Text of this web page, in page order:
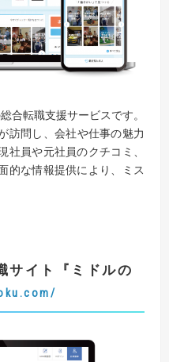
合転職支援サービスです。
訪問し、会社や仕事の魅力
社員や元社員のクチコミ、
的な情報提供により、ミス
サイト『 ミドルの